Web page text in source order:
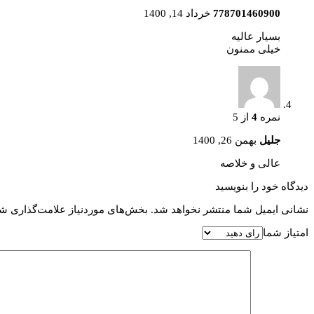
778701460900 خرداد 14, 1400
بسیار عالیه
خیلی ممنون
نمره 4 از 5
جلیل بهمن 26, 1400
عالی و خلاصه
دیدگاه خود را بنویسید
نشانی ایمیل شما منتشر نخواهد شد. بخش‌های موردنیاز علامت‌گذاری
امتیاز شما